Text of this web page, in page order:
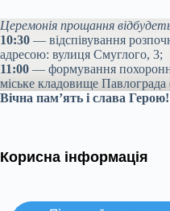
Церемонія прощання
10:30 — відспівування
адресою: вулиця Смуглого, 3;
11:00 — формування
міське кладовище
Вічна пам’ять і слава Герою!
Корисна інформація